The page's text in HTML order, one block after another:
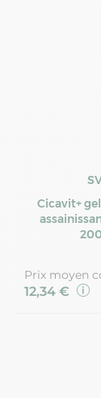
Cicavit+
Prix moyen
12,34 €